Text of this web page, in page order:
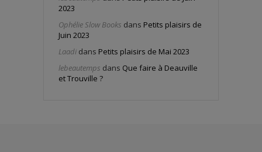
2023
Ophélie Slow Books dans Petits plaisirs de
Juin 2023
Laadi dans Petits plaisirs de Mai 2023
lebeautemps dans Que faire à Deauville
et Trouville ?